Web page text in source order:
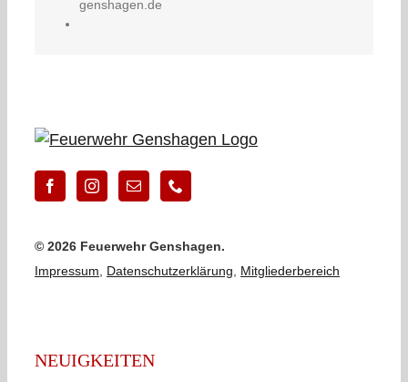
genshagen.de
© 2026 Feuerwehr Genshagen.
Impressum
Datenschutzerklärung Mitgliederbereich
NEUIGKEITEN